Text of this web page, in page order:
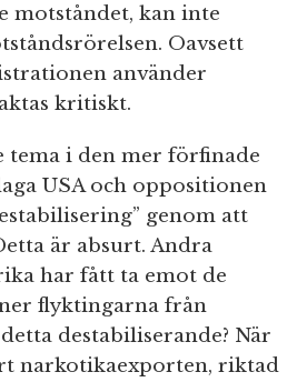
motståndet, kan inte
Oavsett
använder
kritiskt.
tema i den mer förfinade
USA och oppositionen
genom att
är absurt. Andra
har fått ta emot de
flyktingarna från
destabiliserande? När
narkotikaexporten, riktad